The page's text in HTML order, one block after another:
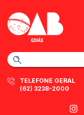
TELEFONE GERAL
(62) 3238-2000